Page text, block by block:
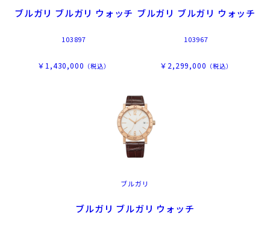
ブルガリ ブルガリ ウォッチ
103897
￥1,430,000 （税込）
ブルガリ ブルガリ ウォッチ
103967
￥2,299,000 （税込）
ブルガリ
ブルガリ ブルガリ ウォッチ